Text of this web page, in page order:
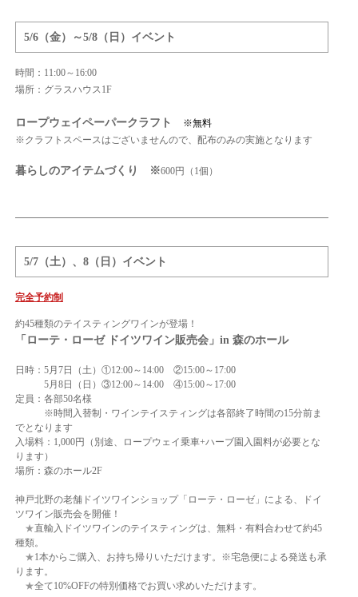
5/6（金）～5/8（日）イベント
時間：11:00～16:00
場所：グラスハウス1F
ロープウェイペーパークラフト
※無料
※クラフトスペースはございませんので、配布のみの実施となります
暮らしのアイテムづくり ※600円（1個）
5/7（土）、8（日）イベント
完全予約制
約45種類のテイスティングワインが登場！
「ローテ・ローゼ ドイツワイン販売会」in 森のホール
日時：5月7日（土）①12:00～14:00 ②15:00～17:00
5月8日（日）③12:00～14:00 ④15:00～17:00
定員：各部50名様
※時間入替制・ワインテイスティングは各部終了時間の15分前ま
でとなります
入場料：1,000円（別途、ロープウェイ乗車+ハーブ園入園料が必要とな
ります）
場所：森のホール2F
神戸北野の老舗ドイツワインショップ「ローテ・ローゼ」による、ドイ
ツワイン販売会を開催！
★直輸入ドイツワインのテイスティングは、無料・有料合わせて約45
種類。
★1本からご購入、お持ち帰りいただけます。※宅急便による発送も承
ります。
★全て10%OFFの特別価格でお買い求めいただけます。